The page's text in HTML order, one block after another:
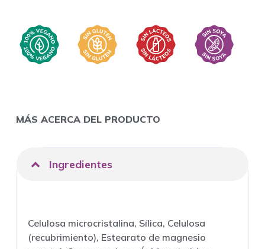
MÁS ACERCA DEL PRODUCTO
Ingredientes
Celulosa microcristalina, Sílica, Celulosa
(recubrimiento), Estearato de magnesio